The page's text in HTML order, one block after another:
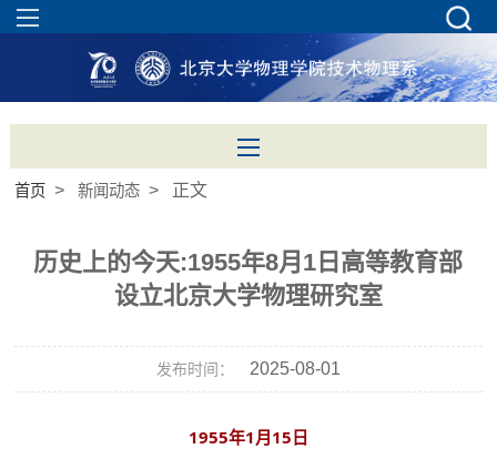
首页 >新闻动态 > 正文
历史上的今天:1955年8月1日高等教育部
设立北京大学物理研究室
发布时间： 2025-08-01
1955年1月15日